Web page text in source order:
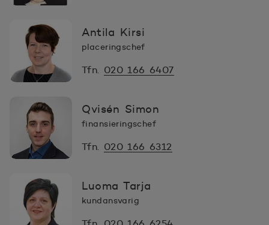
Antila Kirsi
placeringschef
Tfn. 020 166 6407
Qvisén Simon
finansieringschef
Tfn. 020 166 6312
Luoma Tarja
kundansvarig